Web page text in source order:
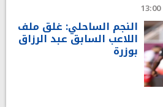
النجم الساحلي: غلق ملف
اللاعب السابق عبد الرزاق
بوزرة